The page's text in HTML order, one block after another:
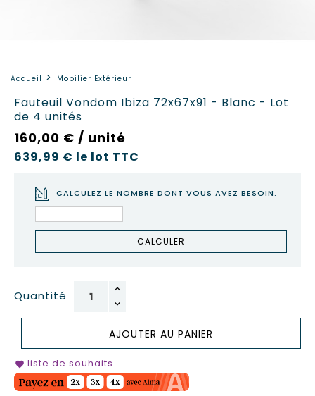
Accueil Mobilier Extérieur
Fauteuil Vondom Ibiza 72x67x91 - Blanc - Lot
de 4 unités
160,00 € / unité
639,99 € le lot TTC
CALCULEZ LE NOMBRE DONT VOUS AVEZ BESOIN:
CALCULER
Quantité
AJOUTER AU PANIER
favorite liste de souhaits